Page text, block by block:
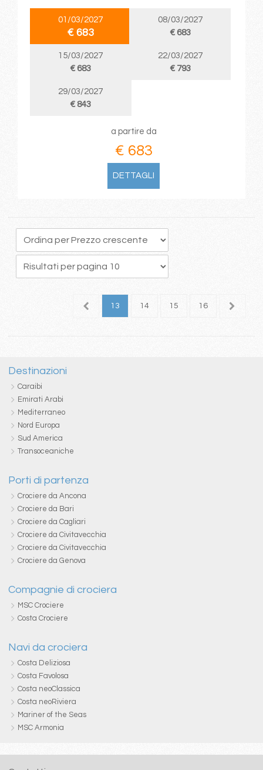
01/03/2027
€ 683
08/03/2027
€ 683
15/03/2027
€ 683
22/03/2027
€ 793
29/03/2027
€ 843
a partire da
€ 683
DETTAGLI
12 13 14 15 16 17
Destinazioni
Caraibi
Emirati Arabi
Mediterraneo
Nord Europa
Sud America
Transoceaniche
Porti di partenza
Crociere da Ancona
Crociere da Bari
Crociere da Cagliari
Crociere da Civitavecchia
Crociere da Civitavecchia
Crociere da Genova
Compagnie di crociera
MSC Crociere
Costa Crociere
Navi da crociera
Costa Deliziosa
Costa Favolosa
Costa neoClassica
Costa neoRiviera
Mariner of the Seas
MSC Armonia